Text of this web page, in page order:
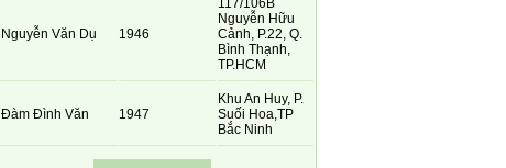
Nguyễn Văn Dụ 1946
117/106B
Nguyễn Hữu
Cảnh, P.22, Q.
Bình Thạnh,
TP.HCM
Đàm Đình Văn 1947
Khu An Huy, P.
Suối Hoa,TP
Bắc Ninh